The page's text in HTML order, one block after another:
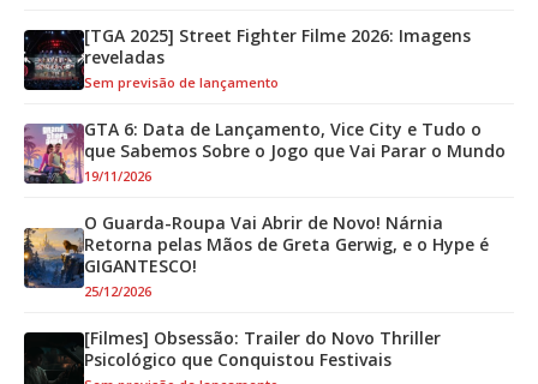
[TGA 2025] Street Fighter Filme 2026: Imagens
reveladas
Sem previsão de lançamento
GTA 6: Data de Lançamento, Vice City e Tudo o
que Sabemos Sobre o Jogo que Vai Parar o Mundo
19/11/2026
O Guarda-Roupa Vai Abrir de Novo! Nárnia
Retorna pelas Mãos de Greta Gerwig, e o Hype é
GIGANTESCO!
25/12/2026
[Filmes] Obsessão: Trailer do Novo Thriller
Psicológico que Conquistou Festivais